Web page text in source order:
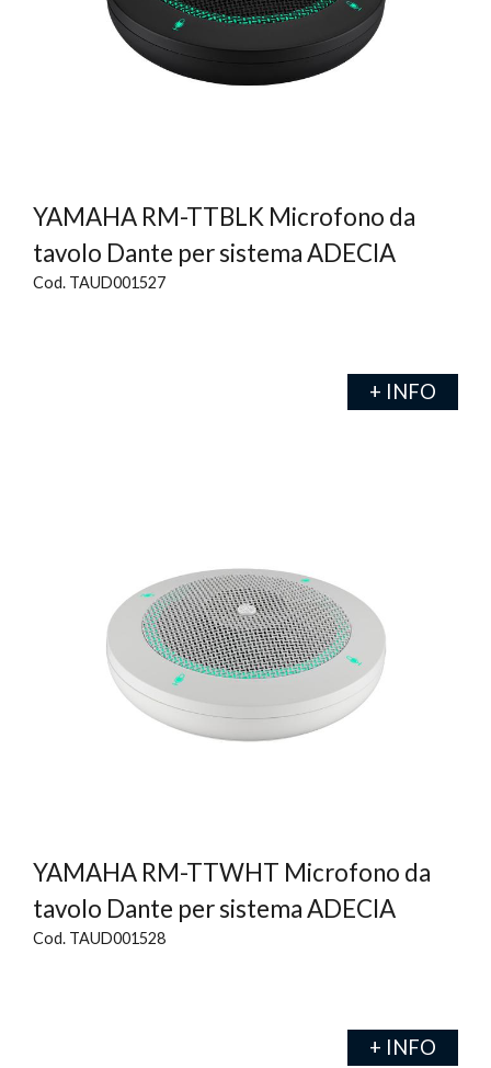
YAMAHA RM-TTBLK Microfono da
tavolo Dante per sistema ADECIA
Cod. TAUD001527
+ INFO
YAMAHA RM-TTWHT Microfono da
tavolo Dante per sistema ADECIA
Cod. TAUD001528
+ INFO